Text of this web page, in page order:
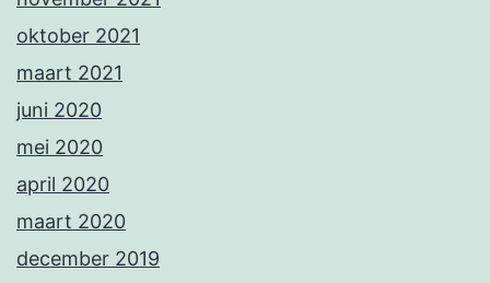
oktober 2021
maart 2021
juni 2020
mei 2020
april 2020
maart 2020
december 2019